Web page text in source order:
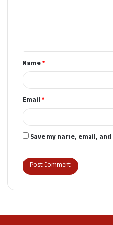
t
*Name*
Email*
Save my name, email,